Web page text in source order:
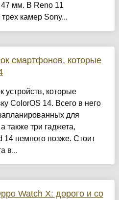
мм. В Reno 11
камер Sony...
смартфонов, которые
устройств, которые
ColorOS 14. Всего в него
для
также три гаджета,
14 немного позже. Стоит
в...
Watch X: дорого и со